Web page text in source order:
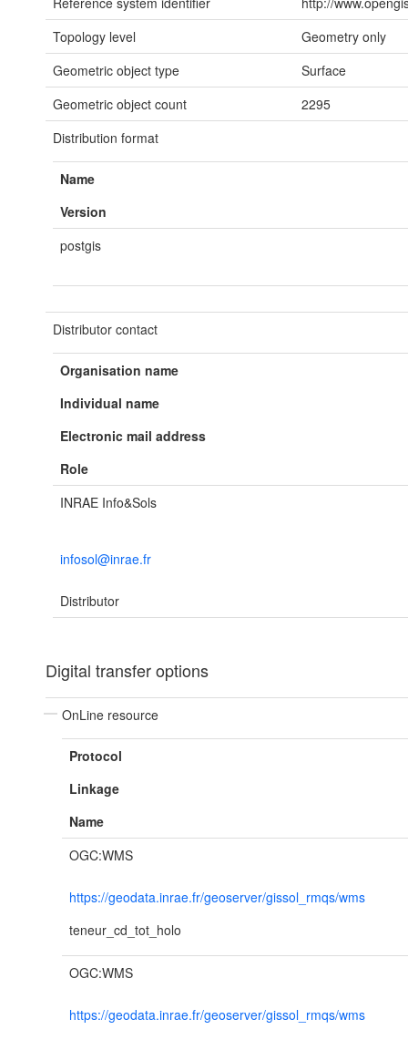
Topology level
Geometry only
Geometric object type
Surface
Geometric object count
2295
Distribution format
Name
Version
postgis
Distributor contact
Organisation name
Individual name
Electronic mail address
Role
INRAE Info&Sols
infosol@inrae.fr
Distributor
Digital transfer options
OnLine resource
Protocol
Linkage
Name
OGC:WMS
https://geodata.inrae.fr/geoserver/gissol_rmqs/wms
teneur_cd_tot_holo
OGC:WMS
https://geodata.inrae.fr/geoserver/gissol_rmqs/wms